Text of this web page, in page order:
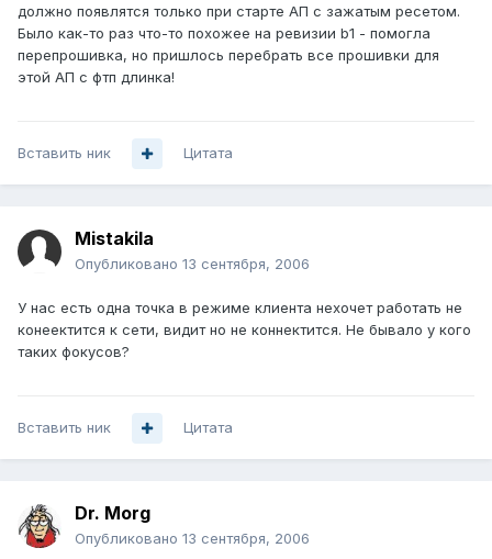
должно появлятся только при старте АП с зажатым ресетом.
Было как-то раз что-то похожее на ревизии b1 - помогла
перепрошивка, но пришлось перебрать все прошивки для
этой АП с фтп длинка!
Вставить ник Цитата
Mistakila
Опубликовано 13 сентября, 2006
У нас есть одна точка в режиме клиента нехочет работать не
конеектится к сети, видит но не коннектится. Не бывало у кого
таких фокусов?
Вставить ник Цитата
Dr. Morg
Опубликовано 13 сентября, 2006